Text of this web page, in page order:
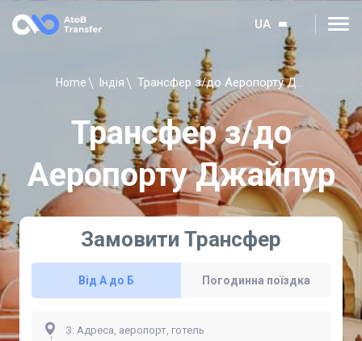
UA
Home Індія Трансфер з/до Аеропорту Джайпур
Трансфер з/до
Аеропорту Джайпур
Замовити Трансфер
Від А до Б Погодинна поїздка